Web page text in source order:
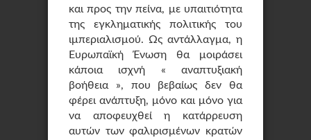
και προς την πείνα, με υπαιτιότητα
της εγκληματικής πολιτικής του
ιμπεριαλισμού. Ως αντάλλαγμα, η
Ευρωπαϊκή Ένωση θα μοιράσει
κάποια ισχνή « αναπτυξιακή
βοήθεια », που βεβαίως δεν θα
φέρει ανάπτυξη, μόνο και μόνο για
να αποφευχθεί η κατάρρευση
αυτών των φαλιρισμένων κρατών